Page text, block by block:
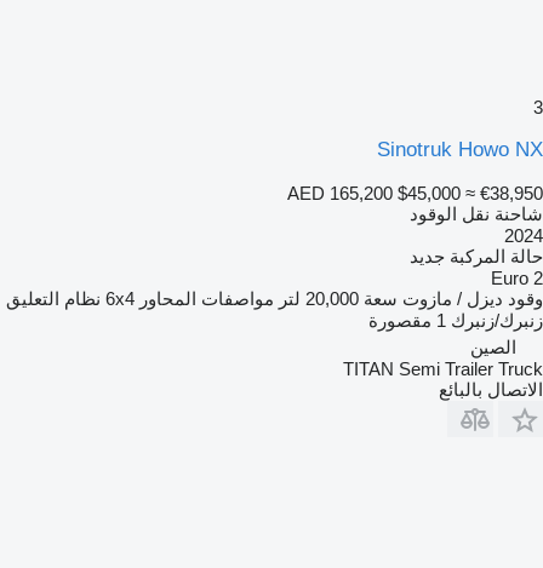
3
Sinotruk Howo NX
AED 165,200 $45,000 ≈ €38,950
شاحنة نقل الوقود
2024
حالة المركبة جديد
Euro 2
وقود ديزل / مازوت سعة 20,000 لتر مواصفات المحاور 6x4 نظام التعليق
زنبرك/زنبرك 1 مقصورة
الصين
TITAN Semi Trailer Truck
الاتصال بالبائع